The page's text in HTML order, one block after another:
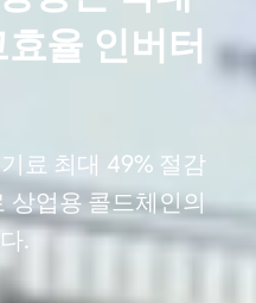
율 인버터
료 최대 49% 절감
상업용 콜드체인의
.